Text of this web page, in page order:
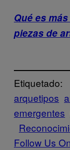
Qué es
piezas de
Etiquetado:
arquetipos
emergentes
Follow Us